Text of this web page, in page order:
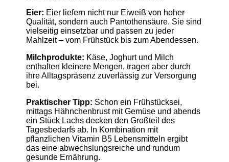
Eier: Eier liefern nicht nur Eiweiß von hoher
Qualität, sondern auch Pantothensäure. Sie sind
vielseitig einsetzbar und passen zu jeder
Mahlzeit – vom Frühstück bis zum Abendessen.
Milchprodukte: Käse, Joghurt und Milch
enthalten kleinere Mengen, tragen aber durch
ihre Alltagspräsenz zuverlässig zur Versorgung
bei.
Praktischer Tipp: Schon ein Frühstücksei,
mittags Hähnchenbrust mit Gemüse und abends
ein Stück Lachs decken den Großteil des
Tagesbedarfs ab. In Kombination mit
pflanzlichen Vitamin B5 Lebensmitteln ergibt
das eine abwechslungsreiche und rundum
gesunde Ernährung.